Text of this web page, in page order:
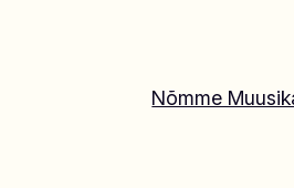
Nõmme